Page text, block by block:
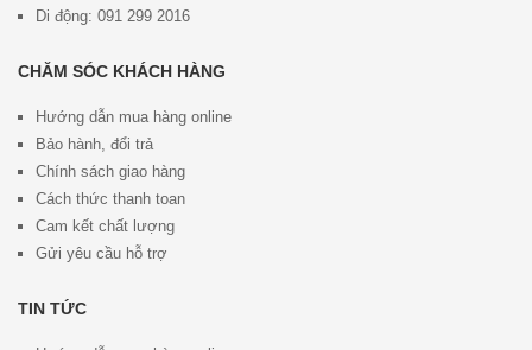
Di động: 091 299 2016
CHĂM SÓC KHÁCH HÀNG
Hướng dẫn mua hàng online
Bảo hành, đổi trả
Chính sách giao hàng
Cách thức thanh toan
Cam kết chất lượng
Gửi yêu cầu hỗ trợ
TIN TỨC